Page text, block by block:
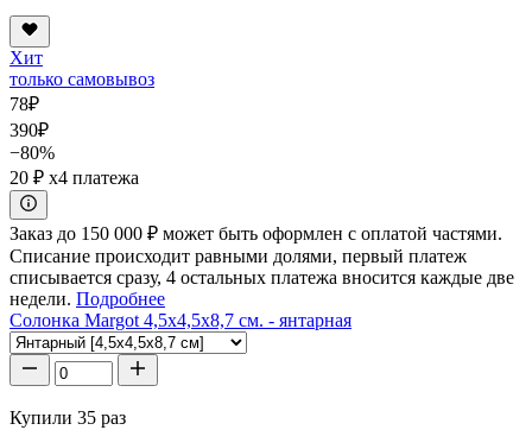
Хит
только самовывоз
78₽
390₽
−80%
20 ₽ x4 платежа
Заказ до 150 000 ₽ может быть оформлен с оплатой частями.
Списание происходит равными долями, первый платеж
списывается сразу, 4 остальных платежа вносится каждые две
недели. Подробнее
Солонка Margot 4,5x4,5x8,7 см. - янтарная
Купили 35 раз